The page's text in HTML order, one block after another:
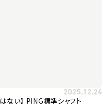
2025.12.24
ない】 PING標準シャフト